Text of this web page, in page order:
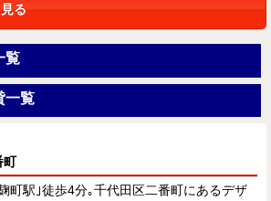
る
覧
一覧
町
町駅｣徒歩4分｡千代田区二番町にあるデザ